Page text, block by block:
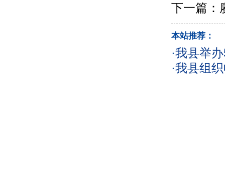
下一篇：
本站推荐：
·我县举
·我县组